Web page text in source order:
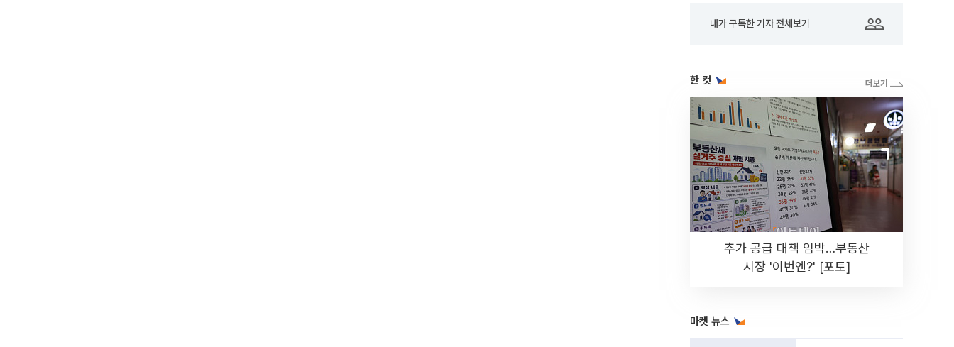
내가 구독한 기자 전체보기
한 컷
추가 공급 대책 임박…부동산
시장 '이번엔?' [포토]
마켓 뉴스